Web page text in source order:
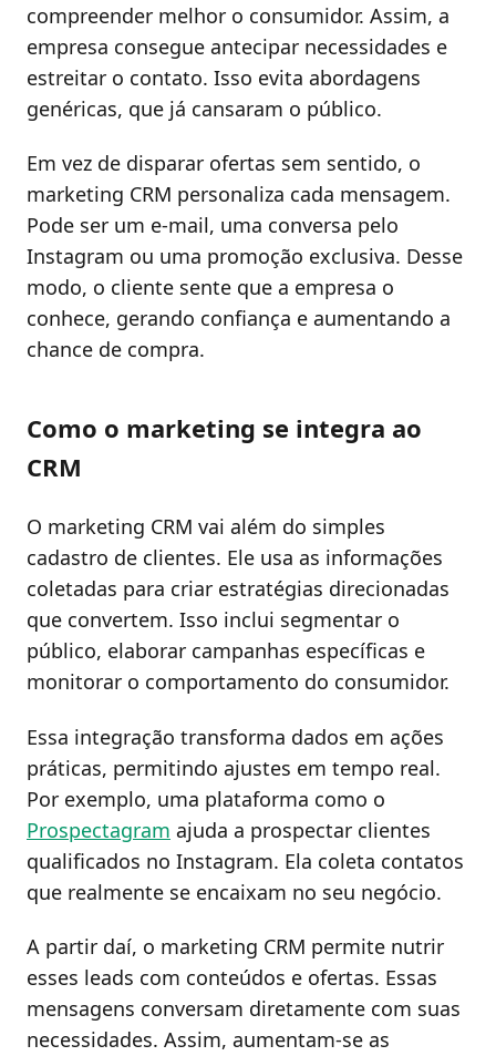
compreender melhor o consumidor. Assim, a
empresa consegue antecipar necessidades e
estreitar o contato. Isso evita abordagens
genéricas, que já cansaram o público.
Em vez de disparar ofertas sem sentido, o
marketing CRM personaliza cada mensagem.
Pode ser um e-mail, uma conversa pelo
Instagram ou uma promoção exclusiva. Desse
modo, o cliente sente que a empresa o
conhece, gerando confiança e aumentando a
chance de compra.
Como o marketing se integra ao
CRM
O marketing CRM vai além do simples
cadastro de clientes. Ele usa as informações
coletadas para criar estratégias direcionadas
que convertem. Isso inclui segmentar o
público, elaborar campanhas específicas e
monitorar o comportamento do consumidor.
Essa integração transforma dados em ações
práticas, permitindo ajustes em tempo real.
Por exemplo, uma plataforma como o
Prospectagram ajuda a prospectar clientes
qualificados no Instagram. Ela coleta contatos
que realmente se encaixam no seu negócio.
A partir daí, o marketing CRM permite nutrir
esses leads com conteúdos e ofertas. Essas
mensagens conversam diretamente com suas
necessidades. Assim, aumentam-se as